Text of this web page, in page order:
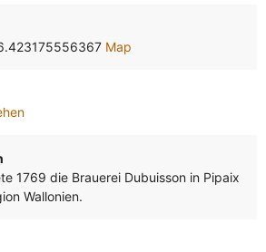
Map
1769 die Brauerei Dubuisson in Pipaix
Wallonien.